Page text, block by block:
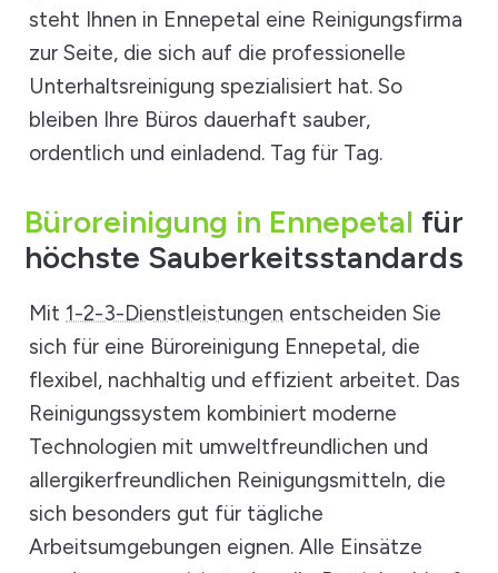
steht Ihnen in Ennepetal eine Reinigungsfirma
zur Seite, die sich auf die professionelle
Unterhaltsreinigung spezialisiert hat. So
bleiben Ihre Büros dauerhaft sauber,
ordentlich und einladend. Tag für Tag.
Büroreinigung in Ennepetal für
höchste Sauberkeitsstandards
Mit 1-2-3-Dienstleistungen entscheiden Sie
sich für eine Büroreinigung Ennepetal, die
flexibel, nachhaltig und effizient arbeitet. Das
Reinigungssystem kombiniert moderne
Technologien mit umweltfreundlichen und
allergikerfreundlichen Reinigungsmitteln, die
sich besonders gut für tägliche
Arbeitsumgebungen eignen. Alle Einsätze